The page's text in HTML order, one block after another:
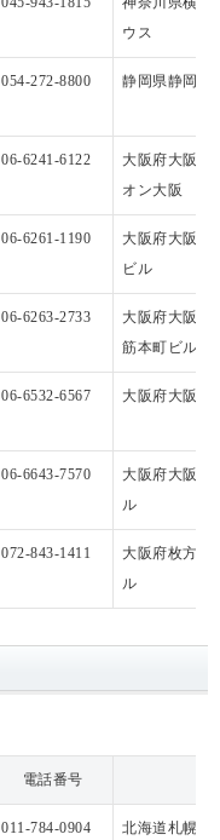
ウス
054-272-8800 静岡県静岡市
06-6241-6122
大阪府大阪市
オン大阪
06-6261-1190
大阪府大阪市
ビル
06-6263-2733
大阪府大阪市
筋本町ビル
06-6532-6567 大阪府大阪市
06-6643-7570
大阪府大阪市
ル
072-843-1411
大阪府枚方市
ル
電話番号
011-784-0904 北海道札幌